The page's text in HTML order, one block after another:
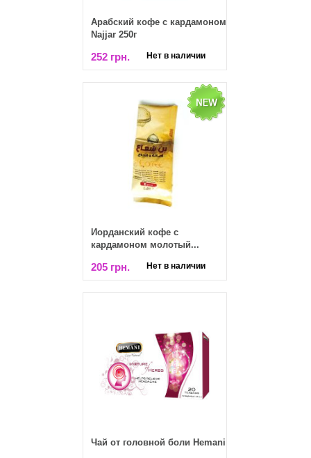
Арабский кофе с кардамоном
Najjar 250г
252 грн. Нет в наличии
Иорданский кофе с
кардамоном молотый...
205 грн. Нет в наличии
Чай от головной боли Hemani